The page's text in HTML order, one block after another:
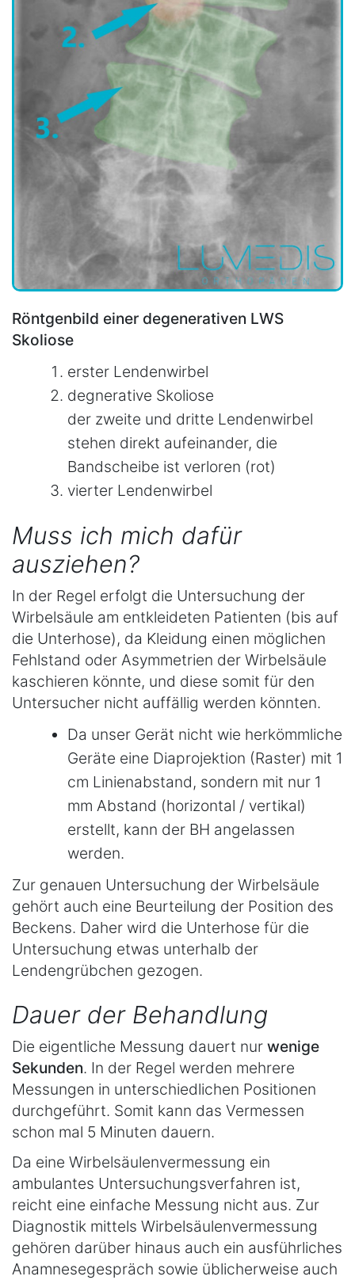
Röntgenbild einer degenerativen LWS
Skoliose
erster Lendenwirbel
degnerative Skoliose
der zweite und dritte Lendenwirbel
stehen direkt aufeinander, die
Bandscheibe ist verloren (rot)
vierter Lendenwirbel
Muss ich mich dafür
ausziehen?
In der Regel erfolgt die Untersuchung der
Wirbelsäule am entkleideten Patienten (bis auf
die Unterhose), da Kleidung einen möglichen
Fehlstand oder Asymmetrien der Wirbelsäule
kaschieren könnte, und diese somit für den
Untersucher nicht auffällig werden könnten.
Da unser Gerät nicht wie herkömmliche
Geräte eine Diaprojektion (Raster) mit 1
cm Linienabstand, sondern mit nur 1
mm Abstand (horizontal / vertikal)
erstellt, kann der BH angelassen
werden.
Zur genauen Untersuchung der Wirbelsäule
gehört auch eine Beurteilung der Position des
Beckens. Daher wird die Unterhose für die
Untersuchung etwas unterhalb der
Lendengrübchen gezogen.
Dauer der Behandlung
Die eigentliche Messung dauert nur wenige
Sekunden. In der Regel werden mehrere
Messungen in unterschiedlichen Positionen
durchgeführt. Somit kann das Vermessen
schon mal 5 Minuten dauern.
Da eine Wirbelsäulenvermessung ein
ambulantes Untersuchungsverfahren ist,
reicht eine einfache Messung nicht aus. Zur
Diagnostik mittels Wirbelsäulenvermessung
gehören darüber hinaus auch ein ausführliches
Anamnesegespräch sowie üblicherweise auch